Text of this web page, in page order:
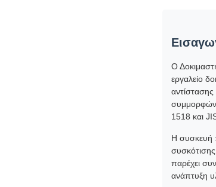
Ο
εργαλείο
1518 και
Η συσκευή
παρέχει
ανάπτυξη